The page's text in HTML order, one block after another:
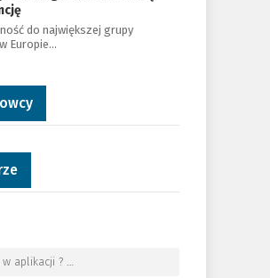
do największej grupy
Europie…
aplikacji ? …